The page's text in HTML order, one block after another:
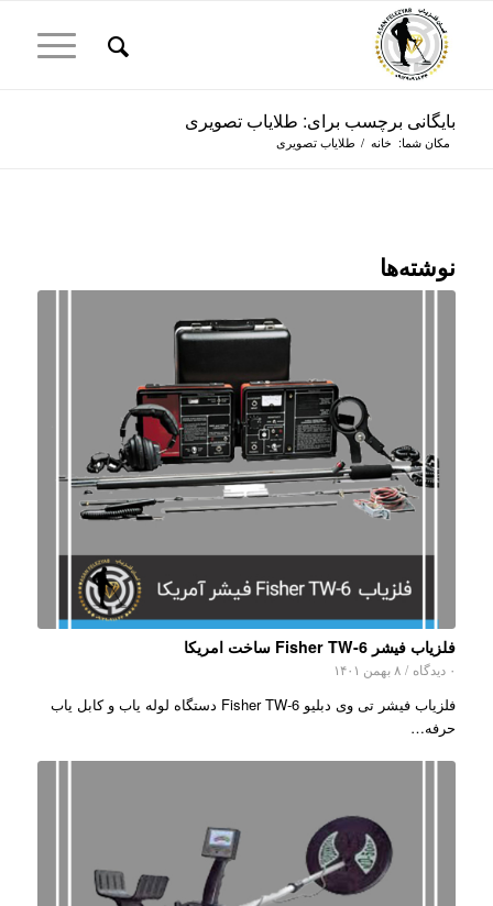
بایگانی برچسب برای: طلایاب تصویری
مکان شما: خانه / طلایاب تصویری
نوشته‌ها
فلزیاب فیشر Fisher TW-6 ساخت امریکا
۰ دیدگاه / ۸ بهمن ۱۴۰۱
فلزیاب فیشر تی وی دبلیو Fisher TW-6 دستگاه لوله یاب و کابل یاب
حرفه…